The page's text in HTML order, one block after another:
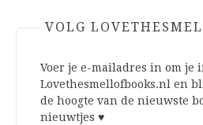
VOLG
Voer je e-mailadres in om je
Lovethesmellofbooks.nl en
de hoogte van de nieuwste
nieuwtjes ♥